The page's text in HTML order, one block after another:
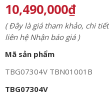
10,490,000₫
( Đây là giá tham khảo, chi tiết
liên hệ Nhận báo giá )
Mã sản phẩm
TBG07304V TBN01001B
TBG07304V